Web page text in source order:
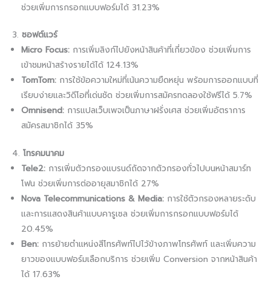
ช่วยเพิ่มการกรอกแบบฟอร์มได้ 31.23%
3. ซอฟต์แวร์
Micro Focus: การเพิ่มลิงก์ไปยังหน้าสินค้าที่เกี่ยวข้อง ช่วยเพิ่มการ
เข้าชมหน้าสร้างรายได้ได้ 124.13%
TomTom: การใช้ข้อความใหม่ที่เน้นความยืดหยุ่น พร้อมการออกแบบที่
เรียบง่ายและวิดีโอที่เด่นชัด ช่วยเพิ่มการสมัครทดลองใช้ฟรีได้ 5.7%
Omnisend: การแปลเว็บเพจเป็นภาษาฝรั่งเศส ช่วยเพิ่มอัตราการ
สมัครสมาชิกได้ 35%
4. โทรคมนาคม
Tele2: การเพิ่มตัวกรองแบรนด์ถัดจากตัวกรองทั่วไปบนหน้าสมาร์ท
โฟน ช่วยเพิ่มการต่ออายุสมาชิกได้ 27%
Nova Telecommunications & Media: การใช้ตัวกรองหลายระดับ
และการแสดงสินค้าแบบคารูเซล ช่วยเพิ่มการกรอกแบบฟอร์มได้
20.45%
Ben: การย้ายตำแหน่งสีโทรศัพท์ไปไว้ข้างภาพโทรศัพท์ และเพิ่มความ
ยาวของแบบฟอร์มเลือกบริการ ช่วยเพิ่ม Conversion จากหน้าสินค้า
ได้ 17.63%